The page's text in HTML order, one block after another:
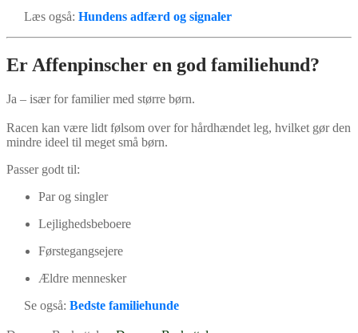
Læs også:Hundens adfærd og signaler
Er Affenpinscher en god familiehund?
Ja – især for familier med større børn.
Racen kan være lidt følsom over for hårdhændet leg, hvilket gør den
mindre ideel til meget små børn.
Passer godt til:
Par og singler
Lejlighedsbeboere
Førstegangsejere
Ældre mennesker
Se også:Bedste familiehunde